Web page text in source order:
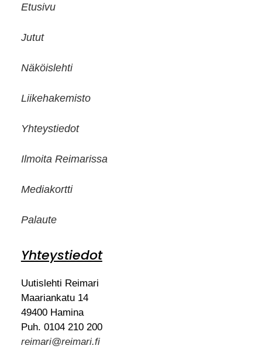
Etusivu
Jutut
Näköislehti
Liikehakemisto
Yhteystiedot
Ilmoita Reimarissa
Mediakortti
Palaute
Yhteystiedot
Uutislehti Reimari
Maariankatu 14
49400 Hamina
Puh. 0104 210 200
reimari@reimari.fi